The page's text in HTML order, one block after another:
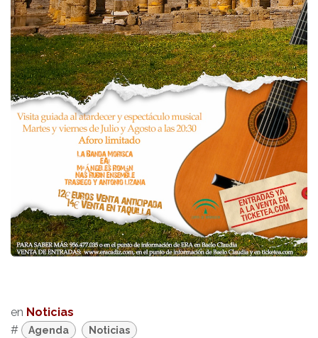
en Noticias
#
Agenda Noticias